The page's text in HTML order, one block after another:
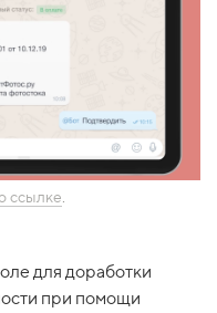
ссылке.
для доработки
при помощи